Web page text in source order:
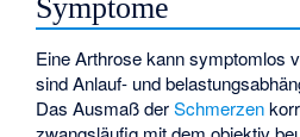
Symptome
Eine Arthrose kann symptomlos
sind Anlauf- und
Das Ausmaß derSchmerzen